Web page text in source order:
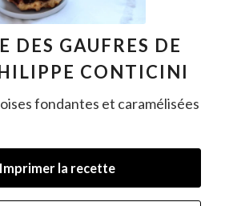
DES GAUFRES DE
CONTICINI
fondantes et caramélisées
Imprimer la recette